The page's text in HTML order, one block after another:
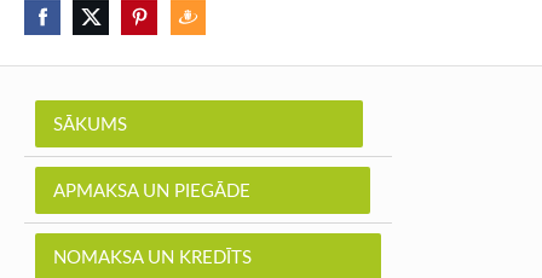
SĀKUMS
APMAKSA UN PIEGĀDE
NOMAKSA UN KREDĪTS